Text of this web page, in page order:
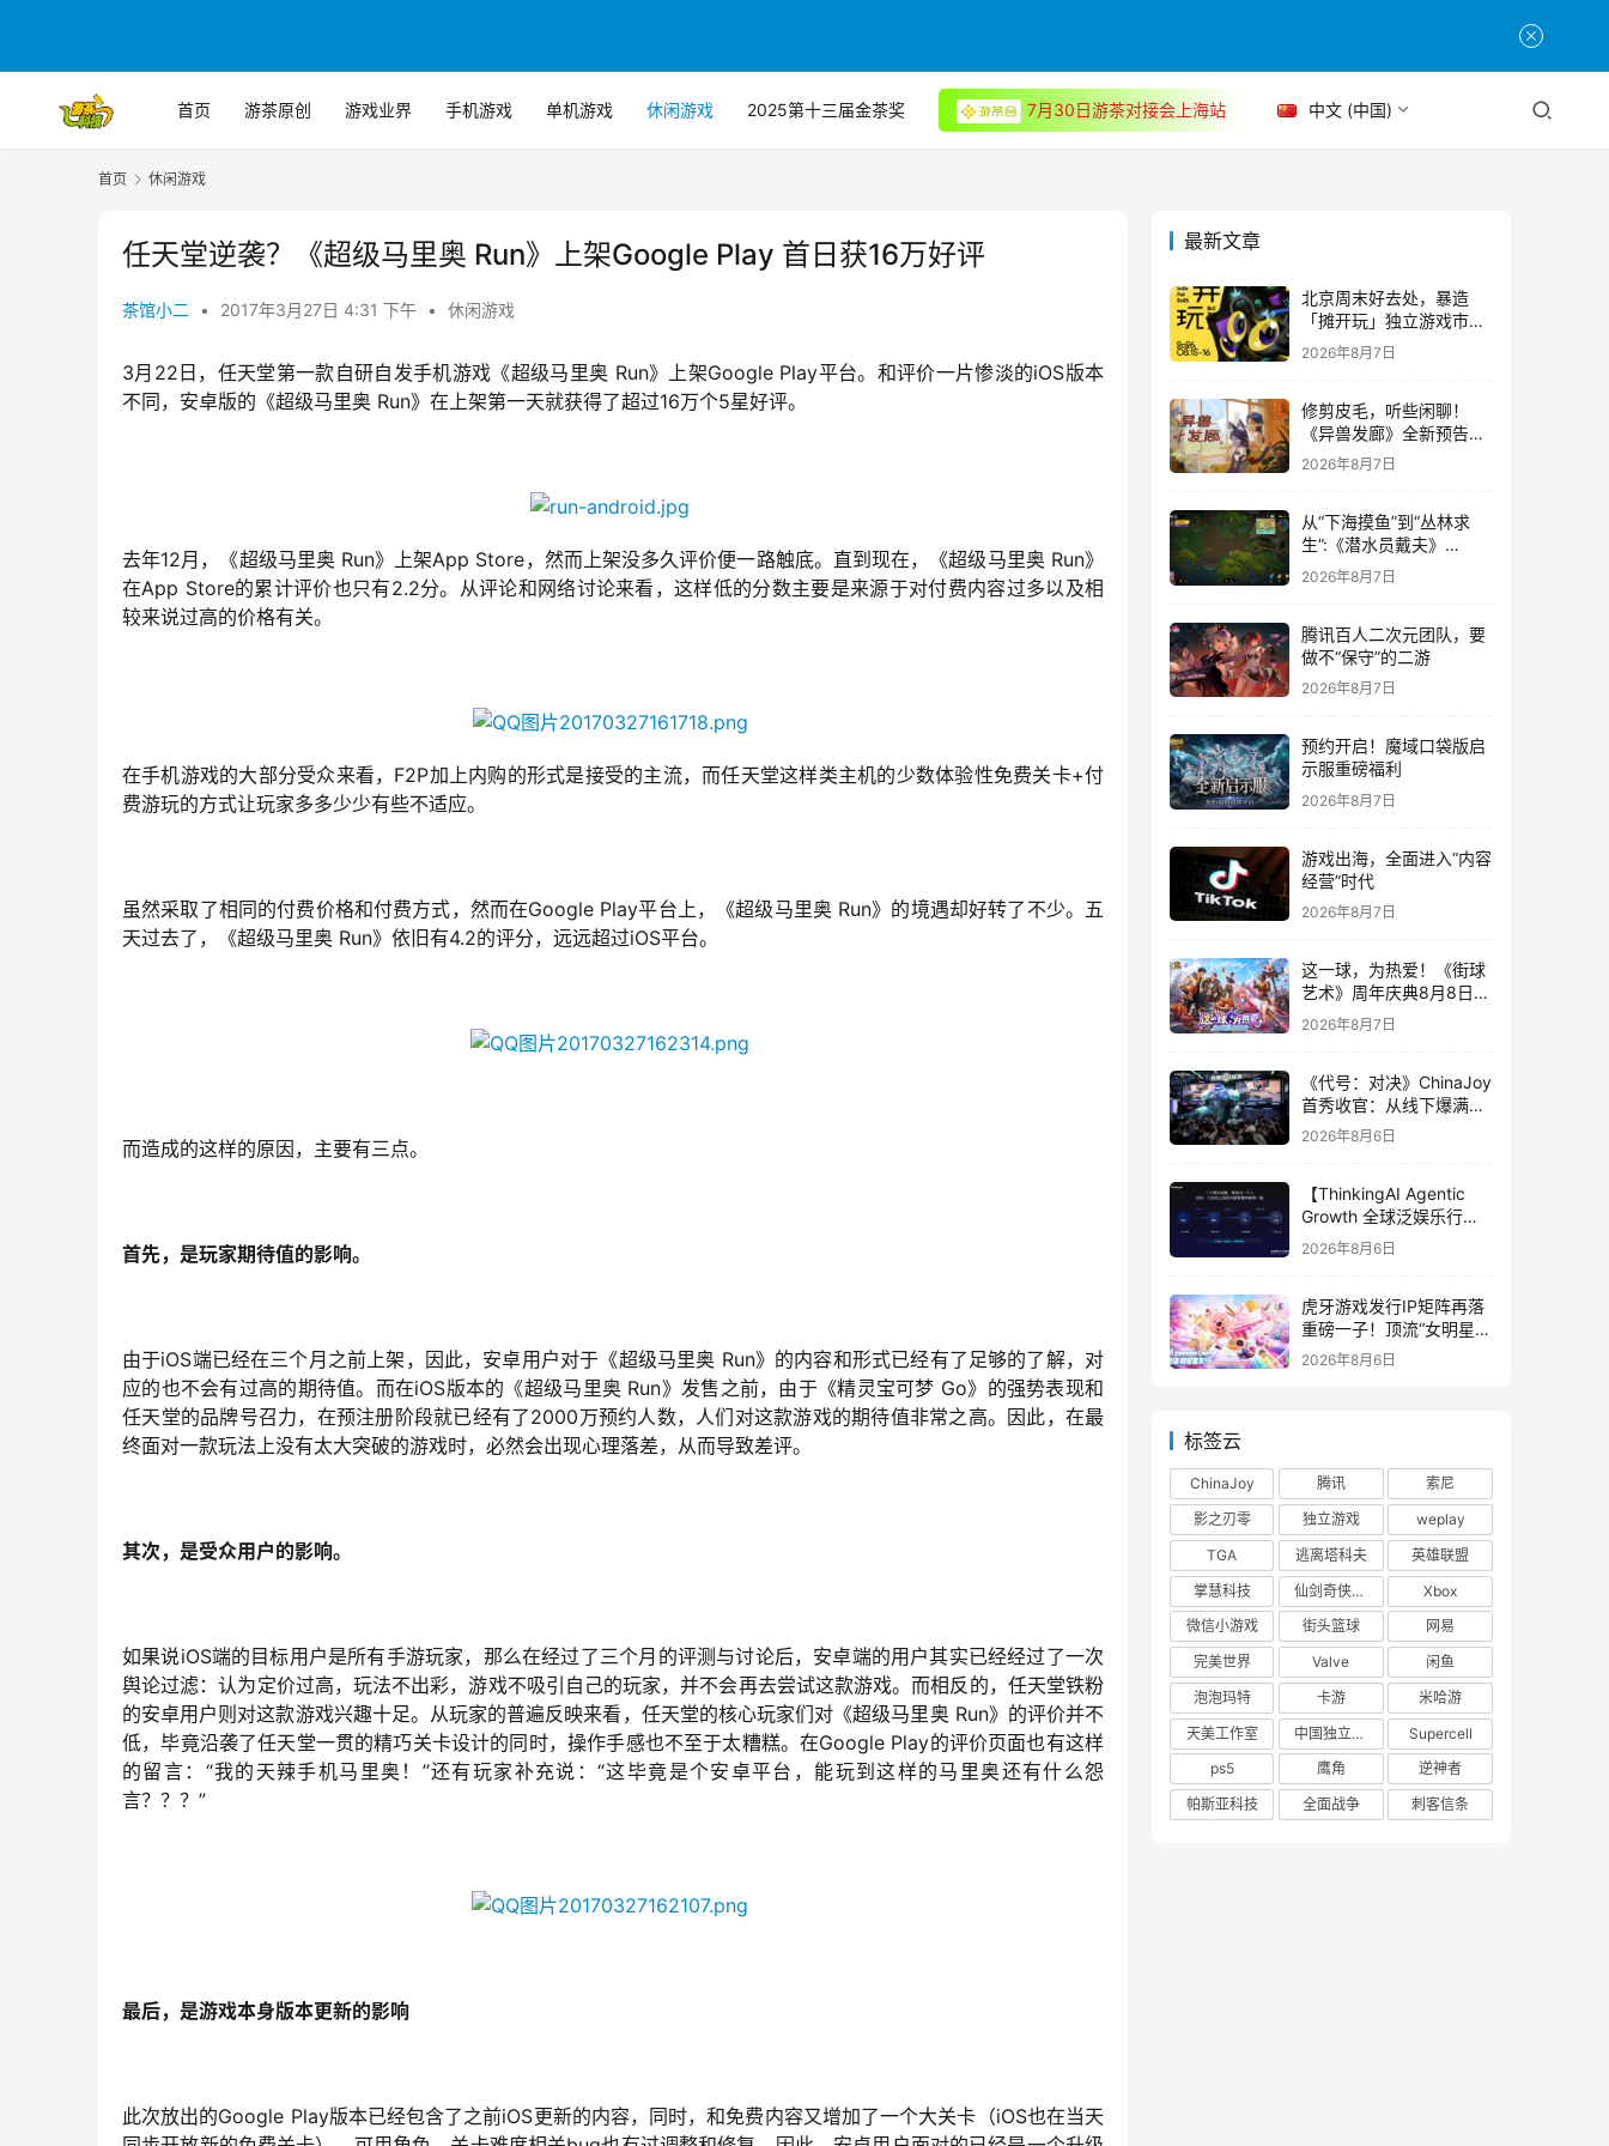
首页 游茶原创 游戏业界 手机游戏 单机游戏 休闲游戏 2025第十三届金茶奖 7月30日游茶对接会上海站 中文 (中国)
首页 休闲游戏
任天堂逆袭？《超级马里奥 Run》上架Google Play 首日获16万好评
茶馆小二 • 2017年3月27日 4:31 下午 • 休闲游戏
3月22日，任天堂第一款自研自发手机游戏《超级马里奥 Run》上架Google Play平台。和评价一片惨淡的iOS版本
不同，安卓版的《超级马里奥 Run》在上架第一天就获得了超过16万个5星好评。
去年12月，《超级马里奥 Run》上架App Store，然而上架没多久评价便一路触底。直到现在，《超级马里奥 Run》
在App Store的累计评价也只有2.2分。从评论和网络讨论来看，这样低的分数主要是来源于对付费内容过多以及相
较来说过高的价格有关。
在手机游戏的大部分受众来看，F2P加上内购的形式是接受的主流，而任天堂这样类主机的少数体验性免费关卡+付
费游玩的方式让玩家多多少少有些不适应。
虽然采取了相同的付费价格和付费方式，然而在Google Play平台上，《超级马里奥 Run》的境遇却好转了不少。五
天过去了，《超级马里奥 Run》依旧有4.2的评分，远远超过iOS平台。
而造成的这样的原因，主要有三点。
首先，是玩家期待值的影响。
由于iOS端已经在三个月之前上架，因此，安卓用户对于《超级马里奥 Run》的内容和形式已经有了足够的了解，对
应的也不会有过高的期待值。而在iOS版本的《超级马里奥 Run》发售之前，由于《精灵宝可梦 Go》的强势表现和
任天堂的品牌号召力，在预注册阶段就已经有了2000万预约人数，人们对这款游戏的期待值非常之高。因此，在最
终面对一款玩法上没有太大突破的游戏时，必然会出现心理落差，从而导致差评。
其次，是受众用户的影响。
如果说iOS端的目标用户是所有手游玩家，那么在经过了三个月的评测与讨论后，安卓端的用户其实已经经过了一次
舆论过滤：认为定价过高，玩法不出彩，游戏不吸引自己的玩家，并不会再去尝试这款游戏。而相反的，任天堂铁粉
的安卓用户则对这款游戏兴趣十足。从玩家的普遍反映来看，任天堂的核心玩家们对《超级马里奥 Run》的评价并不
低，毕竟沿袭了任天堂一贯的精巧关卡设计的同时，操作手感也不至于太糟糕。在Google Play的评价页面也有这样
的留言：“我的天辣手机马里奥！”还有玩家补充说：“这毕竟是个安卓平台，能玩到这样的马里奥还有什么怨
言？？？”
最后，是游戏本身版本更新的影响
此次放出的Google Play版本已经包含了之前iOS更新的内容，同时，和免费内容又增加了一个大关卡（iOS也在当天
最新文章
北京周末好去处，暴造
「摊开玩」独立游戏市集
正式开票！
2026年8月7日
修剪皮毛，听些闲聊！
《异兽发廊》全新预告与
Steam免费试玩公开
2026年8月7日
从“下海摸鱼”到“丛林求
生”:《潜水员戴夫》
DLC《丛林》移动端定档
8月14日
2026年8月7日
腾讯百人二次元团队，要
做不“保守”的二游
2026年8月7日
预约开启！魔域口袋版启
示服重磅福利
2026年8月7日
游戏出海，全面进入“内容
经营”时代
2026年8月7日
这一球，为热爱！《街球
艺术》周年庆典8月8日正
式上线，多重福利与全新
内容同步开启
2026年8月7日
《代号：对决》ChinaJoy
首秀收官：从线下爆满看
见玩家的真实期待
2026年8月6日
【ThinkingAI Agentic
Growth 全球泛娱乐行业
峰会】Agent 时代，人到
底负责什么
2026年8月6日
虎牙游戏发行IP矩阵再落
重磅一子！顶流“女明星”
ZANMANG LOOPY 正版
2026年8月6日
标签云
ChinaJoy 腾讯
索尼
影之刃零
独立游戏
weplay
TGA
逃离塔科夫
英雄联盟
掌慧科技
仙剑奇侠传四
Xbox
微信小游戏
街头篮球
网易
完美世界
Valve
闲鱼
泡泡玛特
卡游
米哈游
天美工作室
中国独立游戏联盟
Supercell
ps5
鹰角
逆神者
帕斯亚科技
全面战争 刺客信条